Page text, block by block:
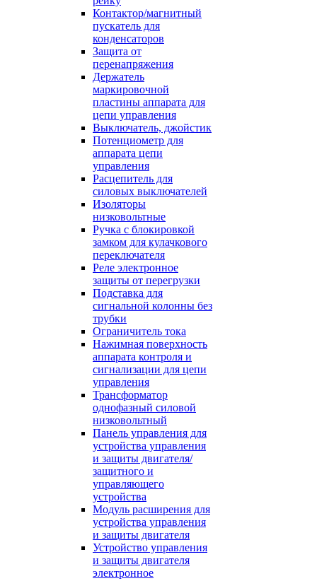
Контактор/магнитный
пускатель для
конденсаторов
Защита от
перенапряжения
Держатель
маркировочной
пластины аппарата для
цепи управления
Выключатель, джойстик
Потенциометр для
аппарата цепи
управления
Расцепитель для
силовых выключателей
Изоляторы
низковольтные
Ручка с блокировкой
замком для кулачкового
переключателя
Реле электронное
защиты от перегрузки
Подставка для
сигнальной колонны без
трубки
Ограничитель тока
Нажимная поверхность
аппарата контроля и
сигнализации для цепи
управления
Трансформатор
однофазный силовой
низковольтный
Панель управления для
устройства управления
и защиты двигателя/
защитного и
управляющего
устройства
Модуль расширения для
устройства управления
и защиты двигателя
Устройство управления
и защиты двигателя
электронное